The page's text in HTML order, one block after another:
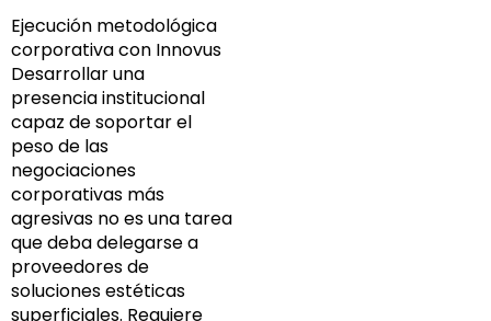
Ejecución metodológica
corporativa con Innovus
Desarrollar una
presencia institucional
capaz de soportar el
peso de las
negociaciones
corporativas más
agresivas no es una tarea
que deba delegarse a
proveedores de
soluciones estéticas
superficiales. Requiere